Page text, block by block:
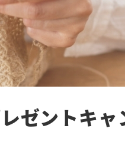
ゼントキャ